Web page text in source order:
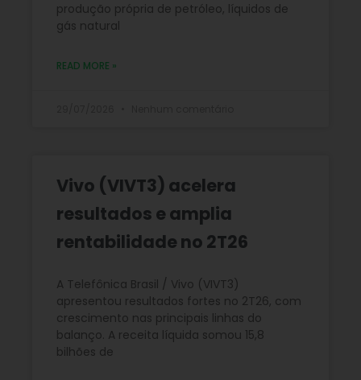
produção própria de petróleo, líquidos de
gás natural
READ MORE »
Vivo (VIVT3) acelera
resultados e amplia
rentabilidade no 2T26
A Telefônica Brasil / Vivo (VIVT3)
apresentou resultados fortes no 2T26, com
crescimento nas principais linhas do
balanço. A receita líquida somou 15,8
bilhões de